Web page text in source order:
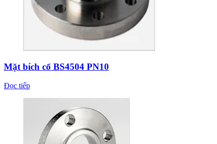
Mặt bích cổ BS4504 PN10
Đọc tiếp